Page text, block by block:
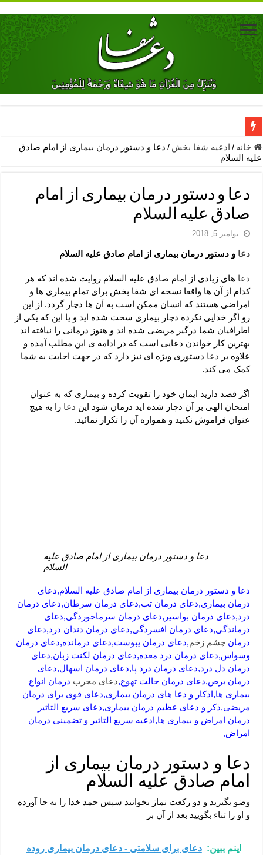
دعای جلب محبت فوری معشوق – دعای جلب محبت شوهر
دعای مشکل گشا برای رفع فقر – ذکرهای روزی‌ بخش
معجزات دعای یا من اظهر الجمیل – دعای یا من اظهر الجمیل برای
مهم ترین اذکار الهی و فضیلت آن ها – ذکر مخصوص مستجاب الدعوه
دعا برای ترس بچه ها در خواب – دعای ترس و بی خوابی کودکان
لا حول ولا قوة الا بالله برای چشم زخم – دعای چشم زخم ماشاالله
دعای قوی رفع ترس – دعای مجرب برای آرامش قلب و رفع اضطراب
دعا برای پولدار شدن در یک روز – دعای ثروت حضرت سلیمان
خانه / ادعیه شفا بخش / دعا و دستور درمان بیماری از امام صادق
علیه السلام
دعا و دستور درمان بیماری از امام
صادق علیه السلام
نوامبر 5, 2018
دعا و دستور درمان بیماری از امام صادق علیه السلام
دعا های زیادی از امام صادق علیه السلام روایت شده اند که هر
کدام از آن ها واقعا نسخه ای شفا بخش برای تمام بیماری ها و
امراضی هستند که انسان ممکن است به آن ها دچار گردد. از این
رو اگر خدایی نکرده دچار بیماری سخت شده اید و یا این که یکی از
اطرافیان شما درگیر مریضی شده اند و هنوز درمانی را نیافته اند
بهترین کار خواندن دعایی است که در ادامه ی این مطلب آمده و
علاوه بر دعا دستوری ویژه ای نیز دارد که در جهت اجابت به شما
کمک می کند.
اگر قصد دارید ایمان خود را تقویت کرده و بیماری که به عنوان
امتحان الهی بر آن دچار شده اید درمان شود این دعا را به هیچ
عنوان فراموش نکنید و همواره آن را تکرار نمائید.
دعا و دستور درمان بیماری از امام صادق علیه
السلام
دعا و دستور درمان بیماری از امام صادق علیه السلام,دعای
درمان بیماری,دعای درمان تب,دعای درمان سرطان,دعای درمان
درد,دعای درمان بواسیر,دعای درمان سرماخوردگی,دعای
درماندگی,دعای درمان افسردگی,دعای درمان دندان درد,دعای
درمان چشم زخم,دعای درمان یبوست,دعای درمانده,دعای درمان
وسواس,دعای درمان درد معده,دعای درمان لکنت زبان,دعای
درمان دل درد,دعای درمان درد پا,دعای درمان اسهال,دعای
درمان برص,دعای درمان حالت تهوع,دعای مجرب درمان انواع
بیماری ها,اذکار و دعا های درمان بیماری,دعای قوی برای درمان
مریضی,ذکر و دعای عظیم درمان بیماری,دعای سریع التاثیر
درمان امراض و بیماری ها,ادعیه سریع التاثیر و تضمینی درمان
امراض,
دعا و دستور درمان بیماری از
امام صادق علیه السلام
وضو بگیرید و دو رکعت نماز بخوانید سپس حمد خدا را به جا آورده
و او را ثناء بگویید بعد از آن بر
اینم ببین: دعای برای سلامتی - دعای درمان بیماری روده